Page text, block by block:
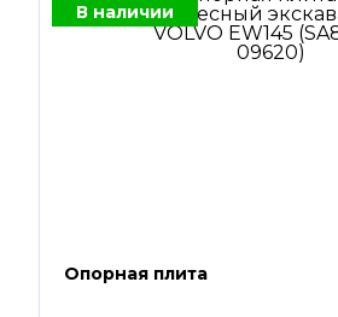
В наличии
Опорная плита